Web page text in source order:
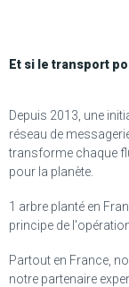
Et si le transport
Depuis 2013, une
réseau de
transforme chaque
pour la planète.
1 arbre planté en
principe de
Partout en France,
notre partenaire